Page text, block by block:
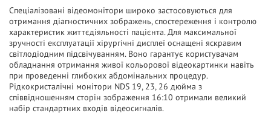
Спеціалізовані відеомонітори широко застосовуються для
отримання діагностичних зображень, спостереження і контролю
характеристик життєдіяльності пацієнта. Для максимальної
зручності експлуатації хірургічні дисплеї оснащені яскравим
світлодіодним підсвічуванням. Воно гарантує користувачам
обладнання отримання живої кольорової відеокартинки навіть
при проведенні глибоких абдомінальних процедур.
Рідкокристалічні монітори NDS 19, 23, 26 дюйма з
співвідношенням сторін зображення 16:10 отримали великий
набір стандартних входів відеосигналів.